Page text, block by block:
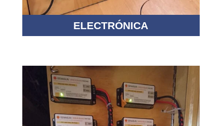
ELECTRÓNICA